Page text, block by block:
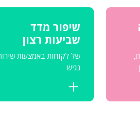
שיפור מדד
שביעות רצון
של לקוחות באמצעות
נגיש